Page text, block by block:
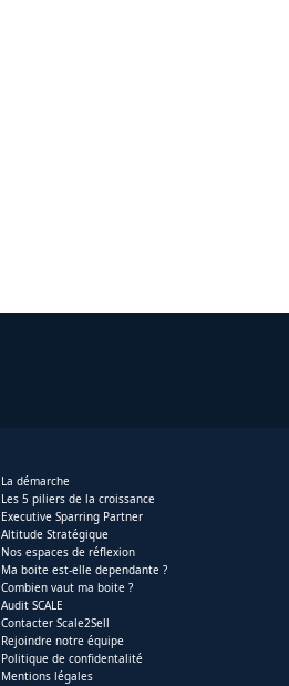
La démarche
Les 5 piliers de la croissance
Executive Sparring Partner
Altitude Stratégique
Nos espaces de réflexion
Ma boite est-elle dependante ?
Combien vaut ma boite ?
Audit SCALE
Contacter Scale2Sell
Rejoindre notre équipe
Politique de confidentalité
Mentions légales